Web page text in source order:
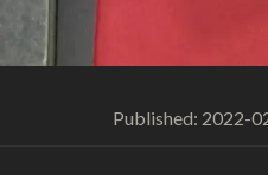
Published: 2022-